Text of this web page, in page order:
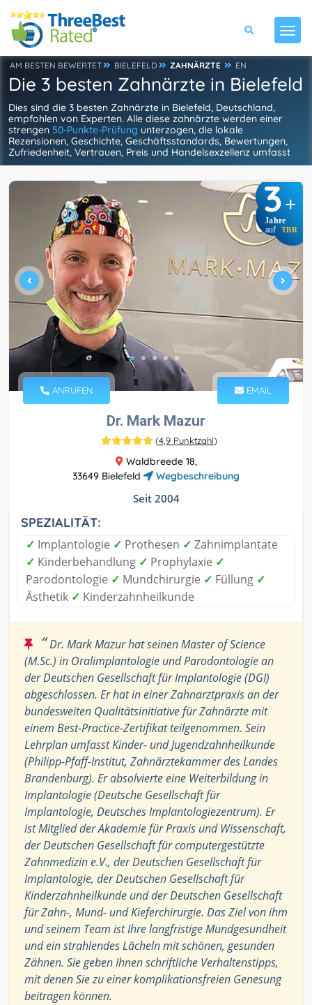
AM BESTEN BEWERTET BIELEFELD ZAHNÄRZTE EN
Die 3 besten Zahnärzte in Bielefeld
Dies sind die 3 besten Zahnärzte in Bielefeld, Deutschland,
empfohlen von Experten. Alle diese zahnärzte werden einer
strengen 50-Punkte-Prüfung unterzogen, die lokale
Rezensionen, Geschichte, Geschäftsstandards, Bewertungen,
Zufriedenheit, Vertrauen, Preis und Handelsexzellenz umfasst
3+
Jahre
auf TBR
ANRUFEN EMAIL
Dr. Mark Mazur
(4,9 Punktzahl)
Waldbreede 18,
33649 Bielefeld
Wegbeschreibung
Seit 2004
SPEZIALITÄT:
✓ Implantologie ✓ Prothesen ✓ Zahnimplantate
✓ Kinderbehandlung ✓ Prophylaxie ✓
Parodontologie ✓ Mundchirurgie ✓ Füllung ✓
Ästhetik ✓ Kinderzahnheilkunde
“Dr. Mark Mazur hat seinen Master of Science
(M.Sc.) in Oralimplantologie und Parodontologie an
der Deutschen Gesellschaft für Implantologie (DGI)
abgeschlossen. Er hat in einer Zahnarztpraxis an der
bundesweiten Qualitätsinitiative für Zahnärzte mit
einem Best-Practice-Zertifikat teilgenommen. Sein
Lehrplan umfasst Kinder- und Jugendzahnheilkunde
(Philipp-Pfaff-Institut, Zahnärztekammer des Landes
Brandenburg). Er absolvierte eine Weiterbildung in
Implantologie (Deutsche Gesellschaft für
Implantologie, Deutsches Implantologiezentrum). Er
ist Mitglied der Akademie für Praxis und Wissenschaft,
der Deutschen Gesellschaft für computergestützte
Zahnmedizin e.V., der Deutschen Gesellschaft für
Implantologie, der Deutschen Gesellschaft für
Kinderzahnheilkunde und der Deutschen Gesellschaft
für Zahn-, Mund- und Kieferchirurgie. Das Ziel von ihm
und seinem Team ist Ihre langfristige Mundgesundheit
und ein strahlendes Lächeln mit schönen, gesunden
Zähnen. Sie geben Ihnen schriftliche Verhaltenstipps,
mit denen Sie zu einer komplikationsfreien Genesung
beitragen können.